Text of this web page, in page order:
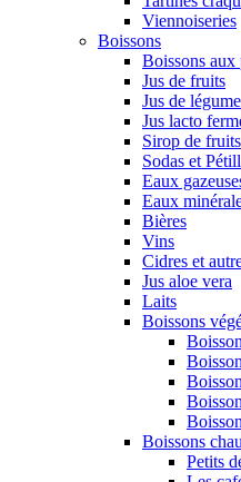
Viennoiseries
Boissons
Boissons aux
Jus de fruits
Jus de
Jus lacto
Sirop de fruits
Sodas et
Eaux
Eaux
Bières
Vins
Cidres et
Jus aloe vera
Laits
Boissons
Boissons
Petits